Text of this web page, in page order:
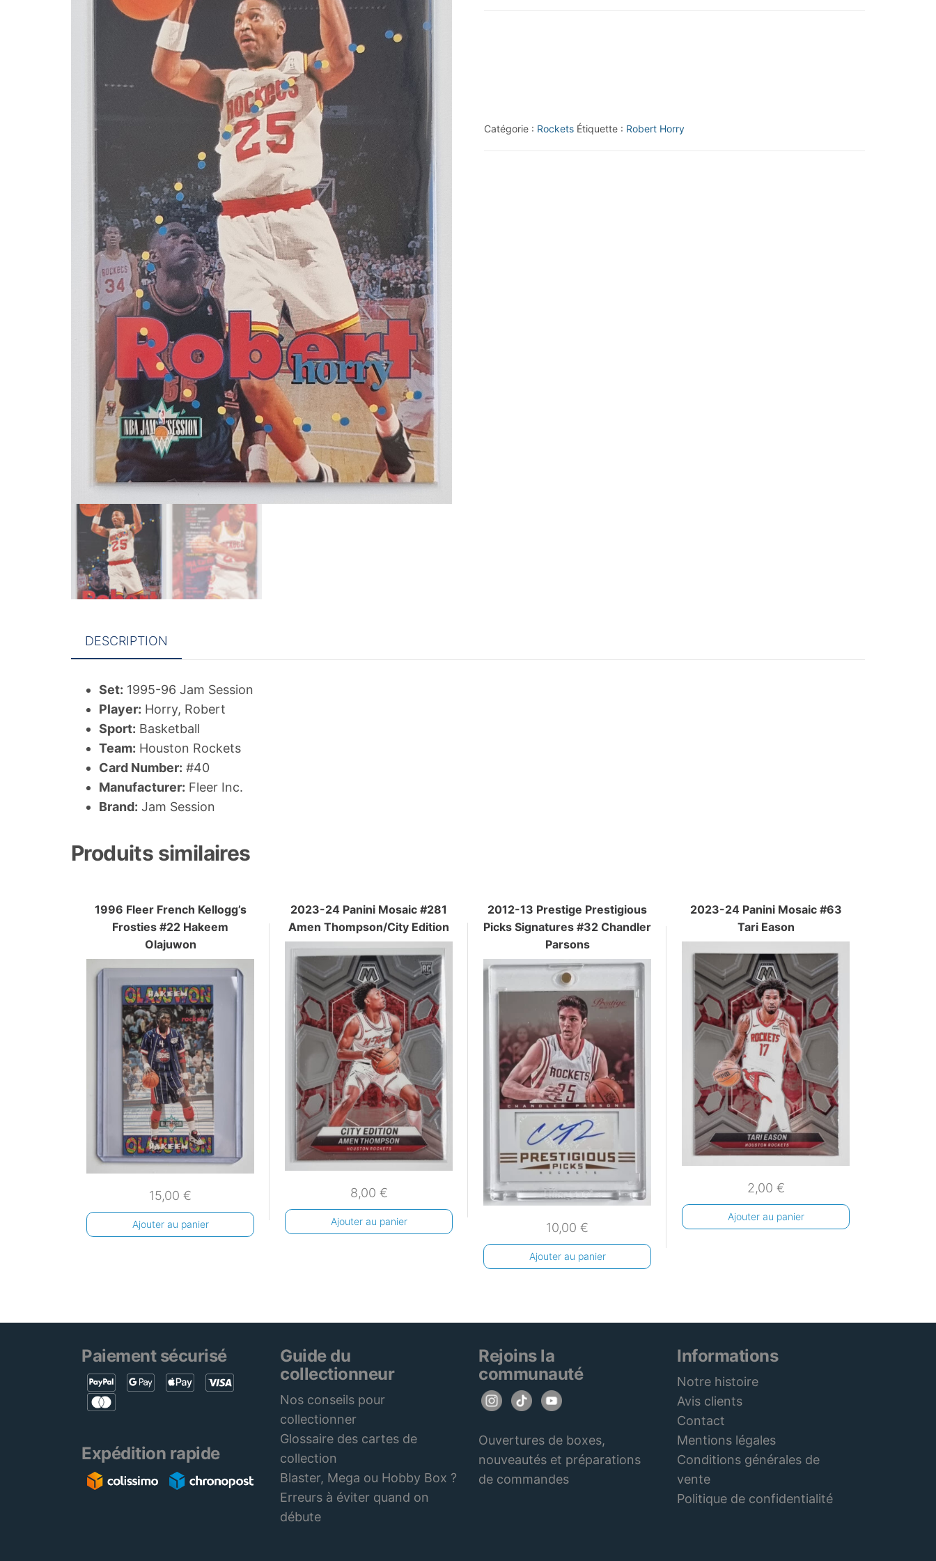
Horry
Catégorie : Rockets Étiquette : Robert Horry
DESCRIPTION
Set: 1995-96 Jam Session
Player: Horry, Robert
Sport: Basketball
Team: Houston Rockets
Card Number: #40
Manufacturer: Fleer Inc.
Brand: Jam Session
Produits similaires
1996 Fleer French Kellogg’s
Frosties #22 Hakeem
Olajuwon
15,00 €
Ajouter au panier
2023-24 Panini Mosaic #281
Amen Thompson/City Edition
8,00 €
Ajouter au panier
2012-13 Prestige Prestigious
Picks Signatures #32 Chandler
Parsons
10,00 €
Ajouter au panier
2023-24 Panini Mosaic #63
Tari Eason
2,00 €
Ajouter au panier
Paiement sécurisé
Expédition rapide
Guide du
collectionneur
Nos conseils pour
collectionner
Glossaire des cartes de
collection
Blaster, Mega ou Hobby Box ?
Erreurs à éviter quand on
débute
Rejoins la
communauté
Ouvertures de boxes,
nouveautés et préparations
de commandes
Informations
Notre histoire
Avis clients
Contact
Mentions légales
Conditions générales de
vente
Politique de confidentialité